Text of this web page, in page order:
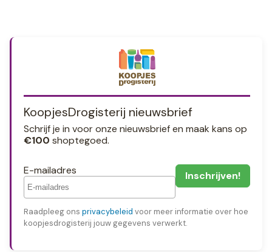
KoopjesDrogisterij nieuwsbrief
Schrijf je in voor onze nieuwsbrief en maak kans op
€100 shoptegoed.
E-mailadres
Raadpleeg ons privacybeleid voor meer informatie over hoe
koopjesdrogisterij jouw gegevens verwerkt.